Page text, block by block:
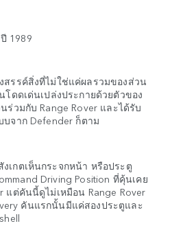
1989
สรรค์สิ่งที่ไม่ใช่แค่ผลรวมของส่วน
ดดเด่นเปล่งประกายด้วยตัวของ
ร่วมกับ Range Rover และได้รับ
จาก Defender ก็ตาม
เกตเห็นกระจกหน้า หรือประตู
Driving Position ที่คุ้นเคย
แต่คันนี้ดูไม่เหมือน Range Rover
คันแรกนั้นมีแค่สองประตูและ